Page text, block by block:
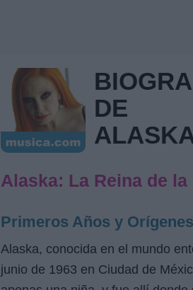
DE
Alaska: La Reina de
Primeros Años y Orígenes
Alaska, conocida en el mundo
junio de 1963 en Ciudad de